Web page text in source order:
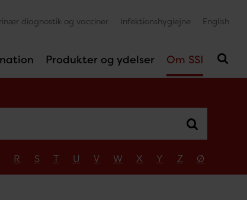
Produkter og ydelser Om SSI
diagnostik og vacciner Infektionshygiejne English
R S T U V W X Y Z Ø